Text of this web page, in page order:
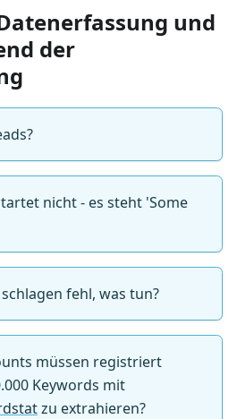
und
der
nicht - es steht 'Some
fehl, was tun?
müssen registriert
Keywords mit
zu extrahieren?